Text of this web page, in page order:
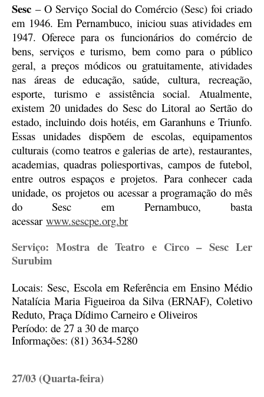
Sesc – O Serviço Social do Comércio (Sesc) foi criado
em 1946. Em Pernambuco, iniciou suas atividades em
1947. Oferece para os funcionários do comércio de
bens, serviços e turismo, bem como para o público
geral, a preços módicos ou gratuitamente, atividades
nas áreas de educação, saúde, cultura, recreação,
esporte, turismo e assistência social. Atualmente,
existem 20 unidades do Sesc do Litoral ao Sertão do
estado, incluindo dois hotéis, em Garanhuns e Triunfo.
Essas unidades dispõem de escolas, equipamentos
culturais (como teatros e galerias de arte), restaurantes,
academias, quadras poliesportivas, campos de futebol,
entre outros espaços e projetos. Para conhecer cada
unidade, os projetos ou acessar a programação do mês
do Sesc em Pernambuco, basta
acessar www.sescpe.org.br
Serviço: Mostra de Teatro e Circo – Sesc Ler
Surubim
Locais: Sesc, Escola em Referência em Ensino Médio
Natalícia Maria Figueiroa da Silva (ERNAF), Coletivo
Reduto, Praça Dídimo Carneiro e Oliveiros
Período: de 27 a 30 de março
Informações: (81) 3634-5280
27/03 (Quarta-feira)